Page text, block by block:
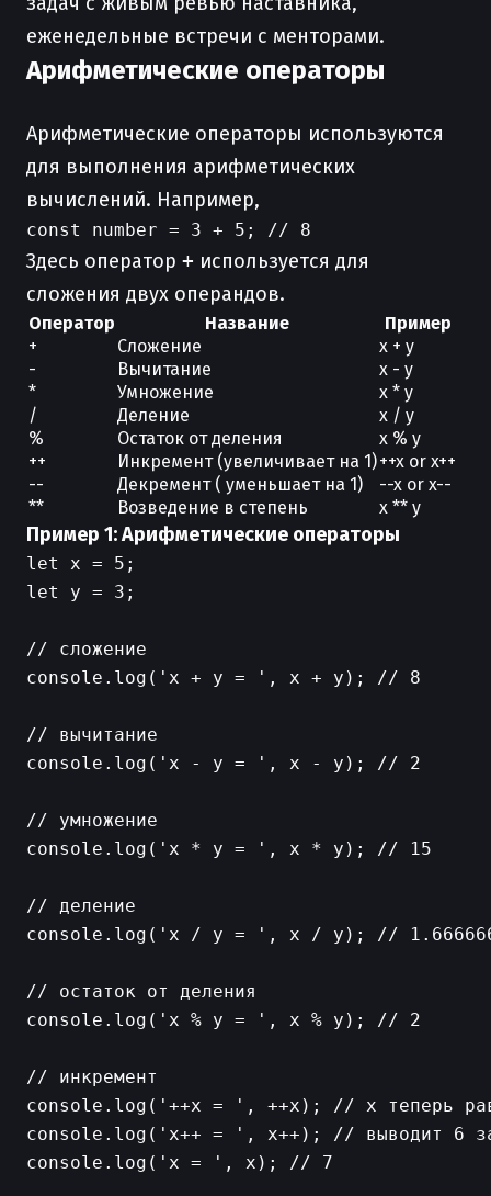
еженедельные встречи с менторами.
Арифметические операторы
Арифметические операторы используются
для выполнения арифметических
вычислений. Например,
Здесь оператор + используется для
сложения двух операндов.
Оператор Название
Пример
+
Сложение
x + y
-
Вычитание
x - y
*
Умножение
x * y
/
Деление
x / y
%
Остаток от деления
x % y
++
Инкремент (увеличивает на 1)++x or x++
--
Декремент ( уменьшает на 1)
--x or x--
**
Возведение в степень x ** y
Пример 1: Арифметические операторы
let x = 5;
let y = 3;
// сложение
console.log('x + y = ', x + y); // 8
// вычитание
console.log('x - y = ', x - y); // 2
// умножение
console.log('x * y = ', x * y); // 15
// деление
console.log('x / y = ', x / y); //
// остаток от деления
console.log('x % y = ', x % y); // 2
// инкремент
console.log('++x = ', ++x); // x теперь
console.log('x++ = ', x++); // выводит 6
console.log('x = ', x); // 7